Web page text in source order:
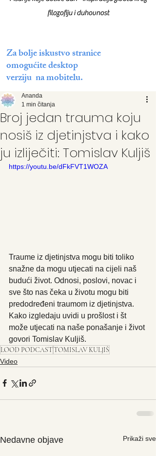
Za bolje iskustvo stranice
omogućite desktop
verziju na mobitelu.
filozofiju i duhovnost
Broj jedan trauma koju
nosiš iz djetinjstva i kako
ju izliječiti: Tomislav Kuljiš
Ananda
1 min čitanja
https://youtu.be/dFkFVT1WOZA
Traume iz djetinjstva mogu biti toliko
snažne da mogu utjecati na cijeli naš
budući život. Odnosi, poslovi, novac i
sve što nas čeka u životu mogu biti
predodređeni traumom iz djetinjstva.
Kako izgledaju uvidi u prošlost i št
može utjecati na naše ponašanje i život
govori Tomislav Kuljiš.
LOOD PODCASTTOMISLAV KULJIŠ
Video
Nedavne objave Prikaži sve